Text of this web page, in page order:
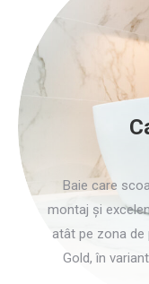
Baie care
montaj și
atât pe zona de
Gold, în